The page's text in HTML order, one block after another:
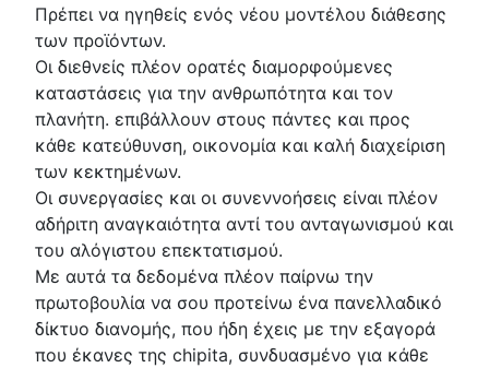
Πρέπει να ηγηθείς ενός νέου μοντέλου διάθεσης
των προϊόντων.
Οι διεθνείς πλέον ορατές διαμορφούμενες
καταστάσεις για την ανθρωπότητα και τον
πλανήτη. επιβάλλουν στους πάντες και προς
κάθε κατεύθυνση, οικονομία και καλή διαχείριση
των κεκτημένων.
Οι συνεργασίες και οι συνεννοήσεις είναι πλέον
αδήριτη αναγκαιότητα αντί του ανταγωνισμού και
του αλόγιστου επεκτατισμού.
Με αυτά τα δεδομένα πλέον παίρνω την
πρωτοβουλία να σου προτείνω ένα πανελλαδικό
δίκτυο διανομής, που ήδη έχεις με την εξαγoρά
που έκανες της chipita, συνδυασμένο για κάθε